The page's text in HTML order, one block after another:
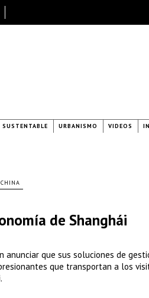
SUSTENTABLE URBANISMO VIDEOS
CHINA
de Shanghái
anunciar que sus soluciones de
que transportan a los